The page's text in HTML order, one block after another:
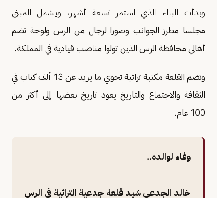
وبدأت البناء الذي استمر تسعة أشهر، ويشمل المبنى
مجلسا مطرز الجوانب وصورا لرجال من الرس ولوحة تضم
أهالي محافظة الرس الذين تولوا مناصب قيادية في المملكة.
وتضم القلعة مكتبة تراثية تحوي ما يزيد عن 13 ألف كتاب في
الثقافة والاجتماع والتاريخ يعود تاريخ بعضها إلى أكثر من
100 عام.
وفاء لوالده..
خالد الجدعي شيد قلعة جدعية التراثية في الرس